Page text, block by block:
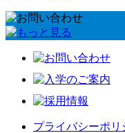
プライバシーポリ